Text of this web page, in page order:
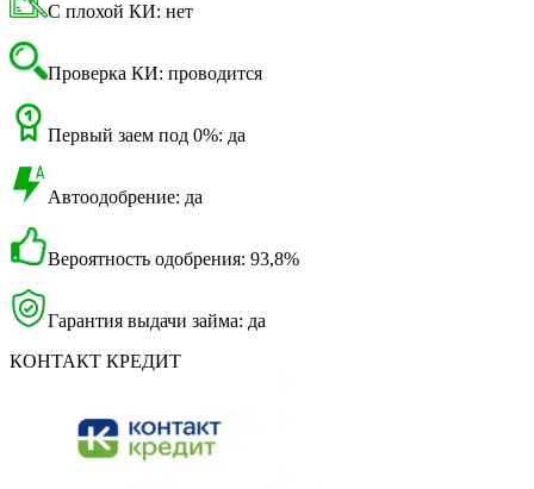
С плохой КИ: нет
Проверка КИ: проводится
Первый заем под 0%: да
Автоодобрение: да
Вероятность одобрения: 93,8%
Гарантия выдачи займа: да
КОНТАКТ КРЕДИТ